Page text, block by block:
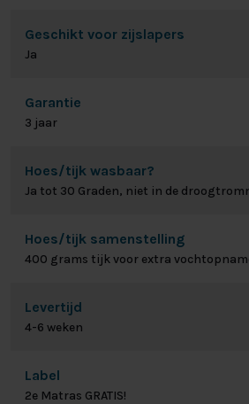
Geschikt voor zijslapers
Ja
Garantie
3 jaar
Hoes/tijk wasbaar?
Ja tot 30 Graden, niet in de
Hoes/tijk samenstelling
400 grams tijk voor extra
Levertijd
4-6 weken
Label
2e Matras GRATIS!